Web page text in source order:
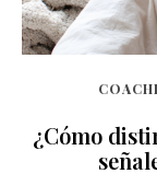
¿Cómo